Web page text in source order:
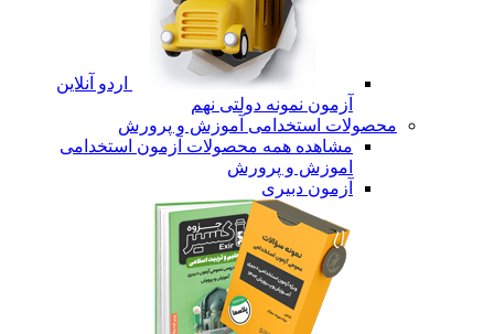
اردو آنلاین
آزمون نمونه دولتی نهم
محصولات استخدامی آموزش و پرورش
مشاهده همه محصولات آزمون استخدامی
اموزش و پرورش
آزمون دبیری